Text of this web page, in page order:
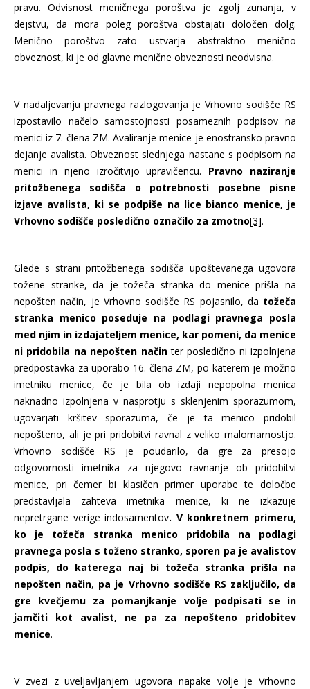
pravu. Odvisnost meničnega poroštva je zgolj zunanja, v
dejstvu, da mora poleg poroštva obstajati določen dolg.
Menično poroštvo zato ustvarja abstraktno menično
obveznost, ki je od glavne menične obveznosti neodvisna.
V nadaljevanju pravnega razlogovanja je Vrhovno sodišče RS
izpostavilo načelo samostojnosti posameznih podpisov na
menici iz 7. člena ZM. Avaliranje menice je enostransko pravno
dejanje avalista. Obveznost slednjega nastane s podpisom na
menici in njeno izročitvijo upravičencu. Pravno naziranje
pritožbenega sodišča o potrebnosti posebne pisne
izjave avalista, ki se podpiše na lice bianco menice, je
Vrhovno sodišče posledično označilo za zmotno[3].
Glede s strani pritožbenega sodišča upoštevanega ugovora
tožene stranke, da je tožeča stranka do menice prišla na
nepošten način, je Vrhovno sodišče RS pojasnilo, da tožeča
stranka menico poseduje na podlagi pravnega posla
med njim in izdajateljem menice, kar pomeni, da menice
ni pridobila na nepošten načinter posledično ni izpolnjena
predpostavka za uporabo 16. člena ZM, po katerem je možno
imetniku menice, če je bila ob izdaji nepopolna menica
naknadno izpolnjena v nasprotju s sklenjenim sporazumom,
ugovarjati kršitev sporazuma, če je ta menico pridobil
nepošteno, ali je pri pridobitvi ravnal z veliko malomarnostjo.
Vrhovno sodišče RS je poudarilo, da gre za presojo
odgovornosti imetnika za njegovo ravnanje ob pridobitvi
menice, pri čemer bi klasičen primer uporabe te določbe
predstavljala zahteva imetnika menice, ki ne izkazuje
nepretrgane verige indosamentov. V konkretnem primeru,
ko je tožeča stranka menico pridobila na podlagi
pravnega posla s toženo stranko, sporen pa je avalistov
podpis, do katerega naj bi tožeča stranka prišla na
nepošten način, pa je Vrhovno sodišče RS zaključilo, da
gre kvečjemu za pomanjkanje volje podpisati se in
jamčiti kot avalist, ne pa za nepošteno pridobitev
menice.
V zvezi z uveljavljanjem ugovora napake volje je Vrhovno